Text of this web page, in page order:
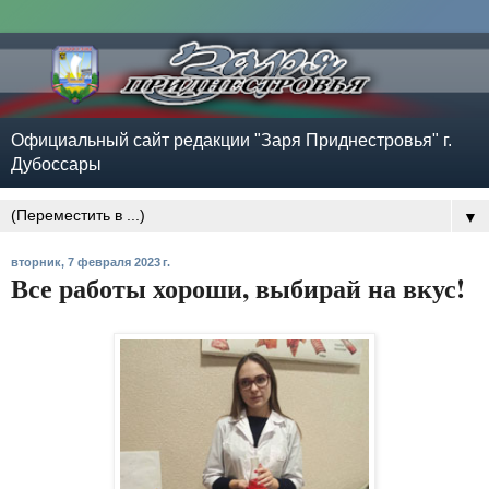
Официальный сайт редакции "Заря Приднестровья" г.
Дубоссары
▼
вторник, 7 февраля 2023 г.
Все работы хороши, выбирай на вкус!